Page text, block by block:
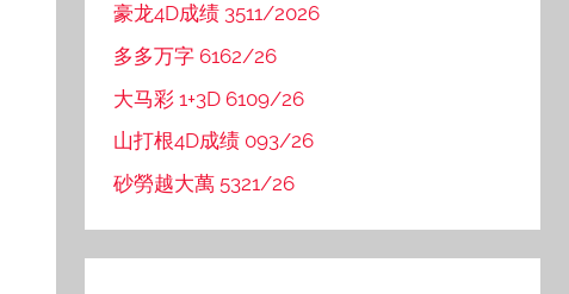
豪龙4D成绩 3511/2026
多多万字 6162/26
大马彩 1+3D 6109/26
山打根4D成绩 093/26
砂勞越大萬 5321/26